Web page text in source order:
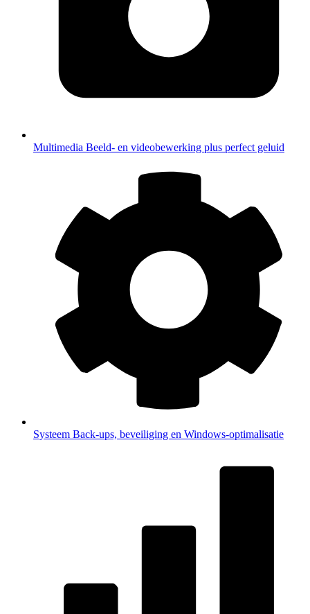
Multimedia Beeld- en videobewerking plus perfect geluid
Systeem Back-ups, beveiliging en Windows-optimalisatie